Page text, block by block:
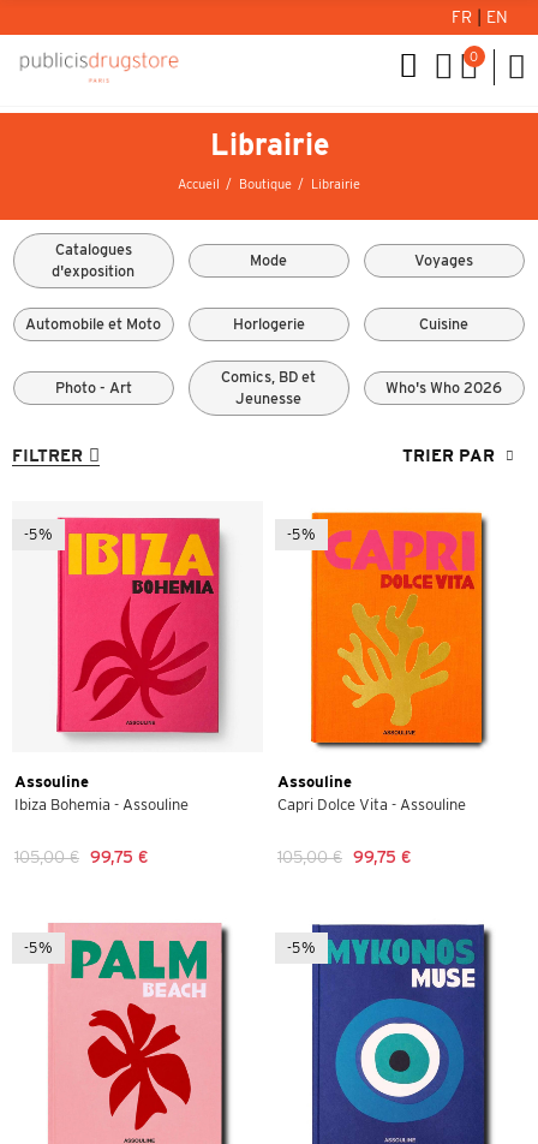
FR EN
0
Librairie
Accueil Boutique Librairie
Catalogues
d'exposition
Mode Voyages
Automobile et Moto Horlogerie Cuisine
Photo - Art
Comics, BD et
Jeunesse
Who's Who 2026
FILTRER TRIER PAR
-5%
Assouline
Ibiza Bohemia - Assouline
105,00 € 99,75 €
-5%
Assouline
Capri Dolce Vita - Assouline
105,00 € 99,75 €
-5% -5%